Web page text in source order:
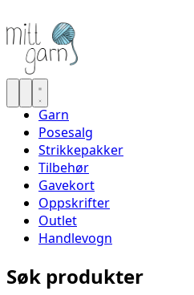
Garn
Posesalg
Strikkepakker
Tilbehør
Gavekort
Oppskrifter
Outlet
Handlevogn
Søk produkter